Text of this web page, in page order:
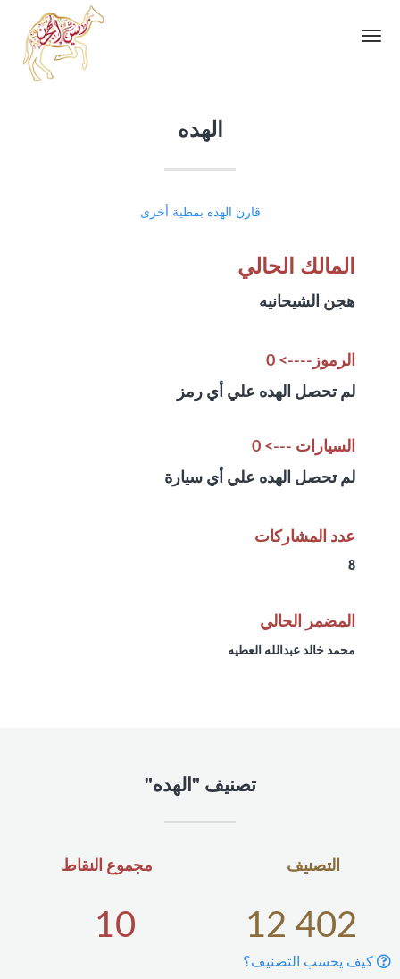
Toggle
الهده
قارن الهده بمطية أخرى
المالك الحالي
هجن الشيحانيه
الرموز----> 0
لم تحصل الهده علي أي رمز
السيارات ---> 0
لم تحصل الهده علي أي سيارة
عدد المشاركات
8
المضمر الحالي
محمد خالد عبدالله العطيه
تصنيف "الهده"
مجموع النقاط
10
التصنيف
12 402
كيف يحسب التصنيف؟